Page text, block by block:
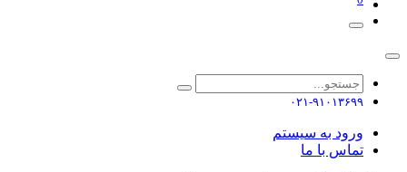
۰۲۱-۹۱۰۱۳۶۹۹
ورود به سیستم
تماس با ما